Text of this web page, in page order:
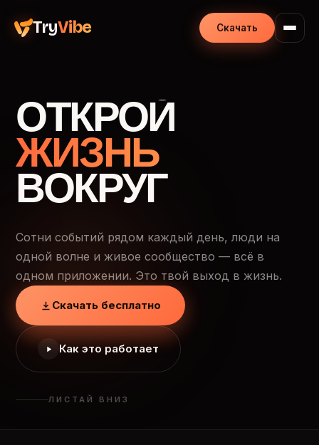
TryVibe Скачать
ОТКРОЙ
ЖИЗНЬ
ВОКРУГ
Сотни событий рядом каждый день, люди на
одной волне и живое сообщество — всё в
одном приложении. Это твой выход в жизнь.
Скачать бесплатно
Как это работает
ЛИСТАЙ ВНИЗ